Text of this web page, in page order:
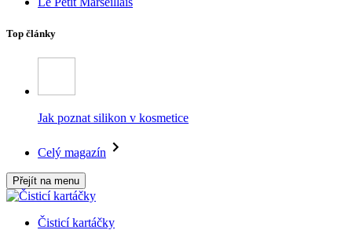
Top články
Jak poznat silikon v kosmetice
Celý magazín
Přejít na menu
Čisticí kartáčky